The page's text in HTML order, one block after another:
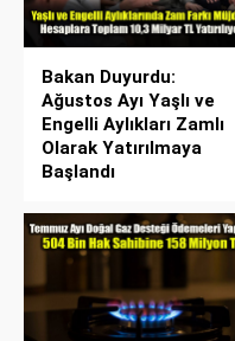
Bakan Duyurdu:
Ağustos Ayı Yaşlı ve
Engelli Aylıkları Zamlı
Olarak Yatırılmaya
Başlandı